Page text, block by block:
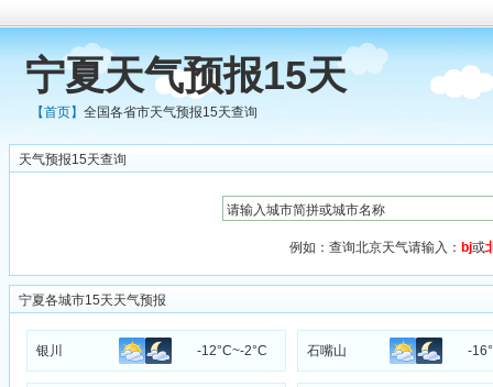
宁夏天气预报15天
【首页】全国各省市天气预报15天查询
天气预报15天查询
例如：查询北京天气请输入： bj或
宁夏各城市15天天气预报
银川 -12°C~-2°C 石嘴山 -